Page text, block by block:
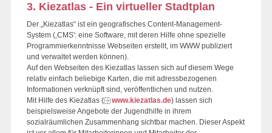
3. Kiezatlas - Ein virtueller Stadtplan
Der „Kiezatlas“ ist ein geografisches Content-Management-
System (‚CMS': eine Software, mit deren Hilfe ohne spezielle
Programmierkenntnisse Webseiten erstellt, im WWW publiziert
und verwaltet werden können).
Auf den Webseiten des Kiezatlas lassen sich auf diesem Wege
relativ einfach beliebige Karten, die mit adressbezogenen
Informationen verknüpft sind, veröffentlichen und nutzen.
Mit Hilfe des Kiezatlas (
www.kiezatlas.de) lassen sich
beispielsweise Angebote der Jugendhilfe in ihrem
sozialräumlichen Zusammenhang sichtbar machen. Dieser Aspekt